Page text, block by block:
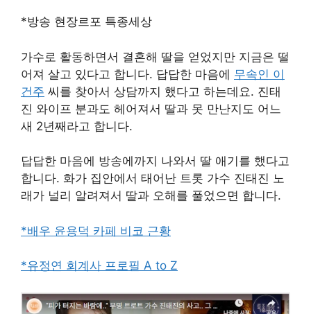
*방송 현장르포 특종세상
가수로 활동하면서 결혼해 딸을 얻었지만 지금은 떨
어져 살고 있다고 합니다. 답답한 마음에 무속인 이
건주 씨를 찾아서 상담까지 했다고 하는데요. 진태
진 와이프 분과도 헤어져서 딸과 못 만난지도 어느
새 2년째라고 합니다.
답답한 마음에 방송에까지 나와서 딸 애기를 했다고
합니다. 화가 집안에서 태어난 트롯 가수 진태진 노
래가 널리 알려져서 딸과 오해를 풀었으면 합니다.
*배우 윤용덕 카페 비코 근황
*유정연 회계사 프로필 A to Z